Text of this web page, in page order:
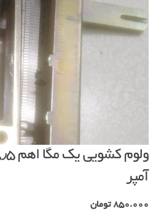
آمپر
850.000 تومان